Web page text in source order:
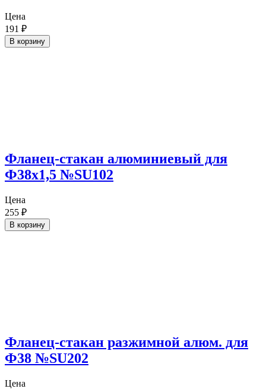
Цена
191 ₽
В корзину
Фланец-стакан алюминиевый для
Ф38х1,5 №SU102
Цена
255 ₽
В корзину
Фланец-стакан разжимной алюм. для
Ф38 №SU202
Цена